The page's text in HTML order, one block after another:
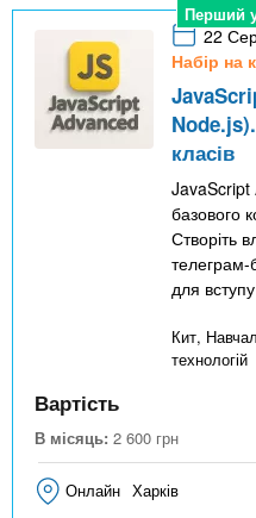
Перший
22
Набір на
класів
JavaScript
базового
Створіть
телеграм-
для
Кит,
технологій
Вартість
В місяць: 2 600 грн
Онлайн Харків